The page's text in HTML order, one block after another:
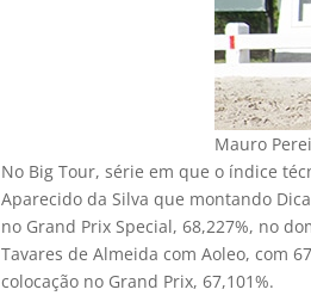
Mauro
No Big Tour, série em que o índice
Aparecido da Silva que montando
no Grand Prix Special, 68,227%, no
Tavares de Almeida com Aoleo, com
colocação no Grand Prix, 67,101%.